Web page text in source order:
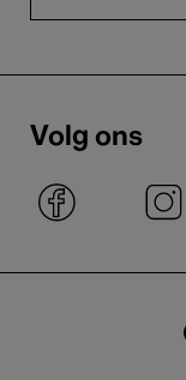
Volg ons